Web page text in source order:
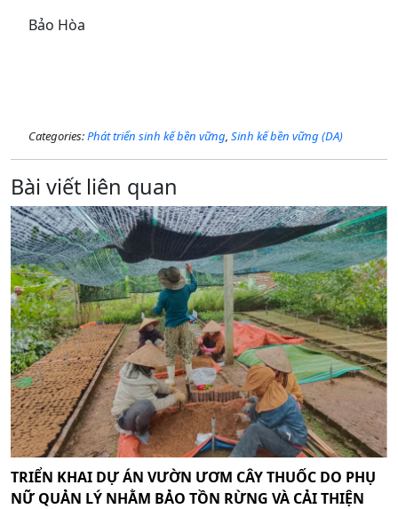
Bảo Hòa
Categories:Phát triển sinh kế bền vững, Sinh kế bền vững (DA)
Bài viết liên quan
TRIỂN KHAI DỰ ÁN VƯỜN ƯƠM CÂY THUỐC DO PHỤ
NỮ QUẢN LÝ NHẰM BẢO TỒN RỪNG VÀ CẢI THIỆN